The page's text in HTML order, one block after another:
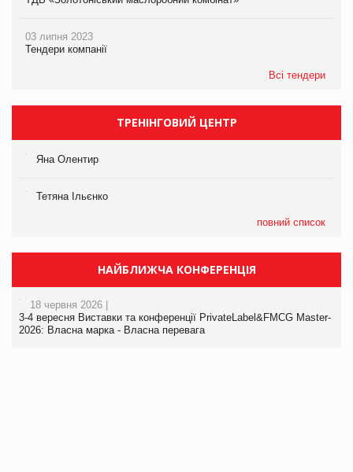
03 липня 2023
Тендери компанії
Всі тендери
ТРЕНІНГОВИЙ ЦЕНТР
Яна Олентир
Тетяна Ільєнко
повний список
НАЙБЛИЖЧА КОНФЕРЕНЦІЯ
18 червня 2026 |
3-4 вересня Виставки та конференції PrivateLabel&FMCG Master-
2026: Власна марка - Власна перевага